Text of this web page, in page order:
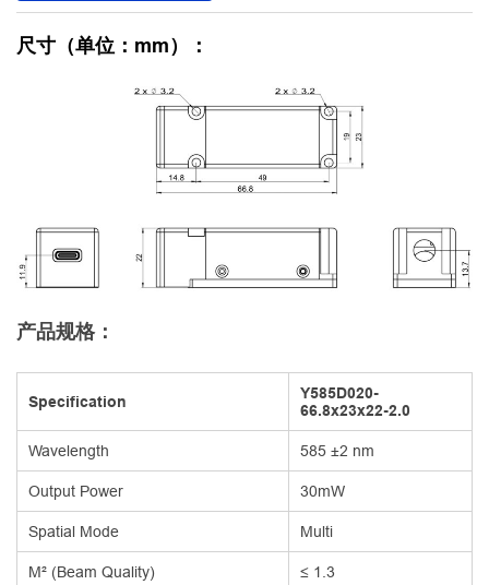
尺寸（单位：mm）：
产品规格：
Specification
Y585D020-
66.8x23x22-2.0
Wavelength
585 ±2 nm
Output Power
30mW
Spatial Mode
Multi
M² (Beam Quality)
≤ 1.3